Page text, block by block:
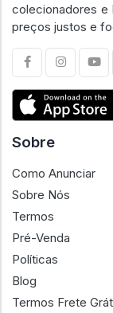
colecionadores e
preços justos e
Sobre
Como Anunciar
Sobre Nós
Termos
Pré-Venda
Políticas
Blog
Termos Frete